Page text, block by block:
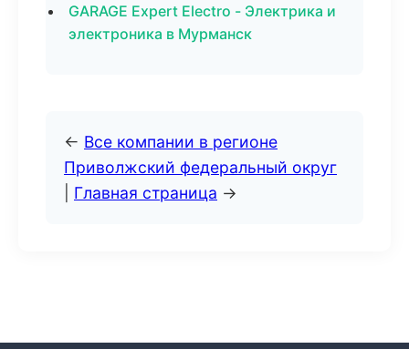
GARAGE Expert Electro - Электрика и
электроника в Мурманск
← Все компании в регионе
Приволжский федеральный округ
Главная страница →